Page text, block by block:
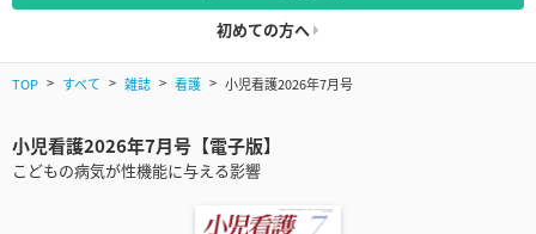
初めての方へ
TOP すべて 雑誌 看護 小児看護2026年7月号
小児看護2026年7月号【電子版】
こどもの病気が性機能に与える影響